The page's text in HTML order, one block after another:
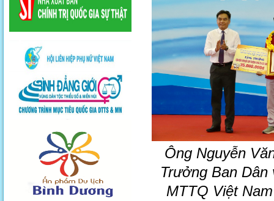
Ông Nguyễn
Trưởng Ban Dân
MTTQ Việt